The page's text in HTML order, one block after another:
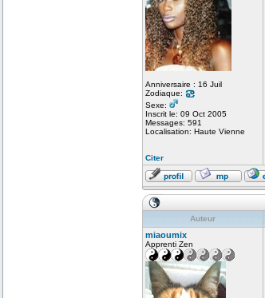
Anniversaire : 16 Juil
Zodiaque:
Sexe:
Inscrit le: 09 Oct 2005
Messages: 591
Localisation: Haute Vienne
Citer
Auteur
miaoumix
Apprenti Zen